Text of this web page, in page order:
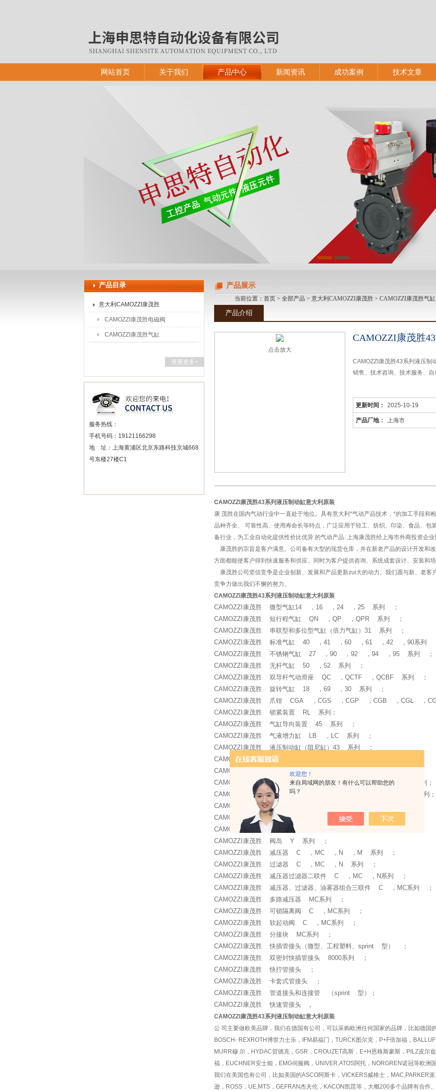
欢迎您！
来自局域网的朋友！有什么可以帮助您的
吗？
网站首页 关于我们 产品中心 新闻资讯 成功案例 技术文章
1
产品目录
意大利CAMOZZI康茂胜
CAMOZZI康茂胜电磁阀
CAMOZZI康茂胜气缸
查看更多+
服务热线：
手机号码：19121166298
地 址：上海黄浦区北京东路科技京城668
号东楼27楼C1
产品展示
当前位置： 首页 > 全部产品 > 意大利CAMOZZI康茂胜 > CAMOZZI康茂胜气缸
产品介绍
点击放大
CAMOZZI康茂胜
CAMOZZI康茂胜43系列液压制
销售、技术咨询、技术服务、自
更新时间： 2025-10-19
产品厂地： 上海市
CAMOZZI康茂胜43系列液压制动缸意大利原装
康 茂胜在国内气动行业中一直处于地位。具有意大利*气动产品技术，*的加工手段和
品种齐全、 可靠性高、使用寿命长等特点，广泛应用于轻工、纺织、印染、食品、包
备行业，为工业自动化提供性价比优异 的气动产品. 上海康茂胜经上海市外商投资企
康茂胜的宗旨是客户满意。公司备有大型的现货仓库，并在新老产品的设计开发和
方面都能使客户得到快速服务和供应。同时为客户提供咨询、系统成套设计、安装和
康茂胜公司坚信竞争是企业创新、发展和产品更新zui大的动力。我们愿与新、老客
竞争力做出我们不懈的努力。
CAMOZZI康茂胜43系列液压制动缸意大利原装
CAMOZZI康茂胜 微型气缸14 ，16 ，24 ，25 系列 ；
CAMOZZI康茂胜 短行程气缸 QN ，QP ，QPR 系列 ；
CAMOZZI康茂胜 串联型和多位型气缸（倍力气缸）31 系列 ；
CAMOZZI康茂胜 标准气缸 40 ，41 ，60 ，61 ，42 ，90系列
CAMOZZI康茂胜 不锈钢气缸 27 ，90 ，92 ，94 ，95 系列 ；
CAMOZZI康茂胜 无杆气缸 50 ，52 系列 ；
CAMOZZI康茂胜 双导杆气动滑座 QC ，QCTF ，QCBF 系列 ；
CAMOZZI康茂胜 旋转气缸 18 ，69 ，30 系列 ；
CAMOZZI康茂胜 爪钳 CGA ，CGS ，CGP ，CGB ，CGL ，
CAMOZZI康茂胜 锁紧装置 RL 系列；
CAMOZZI康茂胜 气缸导向装置 45 系列 ；
CAMOZZI康茂胜 气液增力缸 LB ，LC 系列 ；
CAMOZZI康茂胜 液压制动缸（阻尼缸）43 系列 ；
CAMOZZI康茂胜 夹紧气缸 CR 系列 ；
CAMOZZI康茂胜 缓冲器 SA 系列 ；
CAMOZZI康茂胜 直动式微型电磁阀 K ，W ，P ，A ，6 系列；
CAMOZZI康茂胜 电磁阀和气控阀 3 ，4 ， 7 ，9 ，MA 系列
CAMOZZI康茂胜 手控阀 1 ，2 ，3 ，4 ，VMS 系列 ；
CAMOZZI康茂胜 机控阀 1 ，2 ，3 ，4 系列 ；
CAMOZZI康茂胜 脚踏电气开关（脚踏阀）3 系列 ；
CAMOZZI康茂胜 阀岛 Y 系列 ；
CAMOZZI康茂胜 减压器 C ，MC ，N ，M 系列 ；
CAMOZZI康茂胜 过滤器 C ，MC ，N 系列 ；
CAMOZZI康茂胜 减压器过滤器二联件 C ，MC ，N系列 ；
CAMOZZI康茂胜 减压器、过滤器、油雾器组合三联件 C ，MC系列 ；
CAMOZZI康茂胜 多路减压器 MC系列 ；
CAMOZZI康茂胜 可锁隔离阀 C ，MC系列 ；
CAMOZZI康茂胜 软起动阀 C ，MC系列 ；
CAMOZZI康茂胜 分接块 MC系列 ；
CAMOZZI康茂胜 快插管接头（微型、工程塑料、sprint 型） ；
CAMOZZI康茂胜 双密封快插管接头 8000系列 ；
CAMOZZI康茂胜 快拧管接头 ；
CAMOZZI康茂胜 卡套式管接头 ；
CAMOZZI康茂胜 管道接头和连接管 （sprint 型）；
CAMOZZI康茂胜 快速管接头 。
CAMOZZI康茂胜43系列液压制动缸意大利原装
公 司主要做欧美品牌，我们在德国有公司，可以采购欧洲任何国家的品牌，比如德国
BOSCH- REXROTH博世力士乐，IFM易福门，TURCK图尔克，P+F倍加福，
MURR穆 尔，HYDAC贺德克，GSR，CROUZET高斯，E+H恩格斯豪斯，PILZ皮尔
福，EUCHNER安士能，EMG伺服阀，UNIVER,ATOS阿托，NORGREN诺冠等欧洲
我们在美国也有公司，比如美国的ASCO阿斯卡，VICKERS威格士，MAC,PARKER
逊，ROSS，UE,MTS，GEFRAN杰夫伦，KACON凯昆等，大概200多个品牌有合作。